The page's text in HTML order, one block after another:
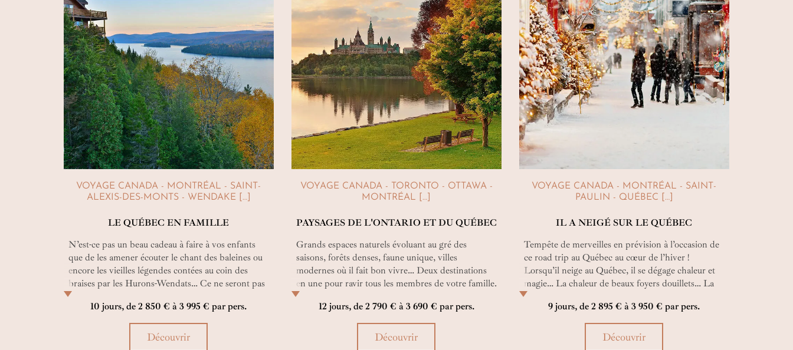
VOYAGE CANADA - MONTRÉAL - SAINT-
ALEXIS-DES-MONTS - WENDAKE […]
LE QUÉBEC EN FAMILLE
N’est-ce pas un beau cadeau à faire à vos enfants
que de les amener écouter le chant des baleines ou
encore les vieilles légendes contées au coin des
braises par les Hurons-Wendats… Ce ne seront pas
les seuls souvenirs qu’ils garderont à jamais de ce
voyage au Canada en famille !
10 jours, de 2 850 € à 3 995 € par pers.
Découvrir
VOYAGE CANADA - TORONTO - OTTAWA -
MONTRÉAL […]
PAYSAGES DE L'ONTARIO ET DU QUÉBEC
Grands espaces naturels évoluant au gré des
saisons, forêts denses, faune unique, villes
modernes où il fait bon vivre… Deux destinations
en une pour ravir tous les membres de votre famille.
Le rythme ? Juste comme il faut.
12 jours, de 2 790 € à 3 690 € par pers.
Découvrir
VOYAGE CANADA - MONTRÉAL - SAINT-
PAULIN - QUÉBEC […]
IL A NEIGÉ SUR LE QUÉBEC
Tempête de merveilles en prévision à l’occasion de
ce road trip au Québec au cœur de l’hiver !
Lorsqu’il neige au Québec, il se dégage chaleur et
magie… La chaleur de beaux foyers douillets… La
magie de formidables activités au grand air… Deux
facettes à expérimenter pleinement avec cet
9 jours, de 2 895 € à 3 950 € par pers.
Découvrir